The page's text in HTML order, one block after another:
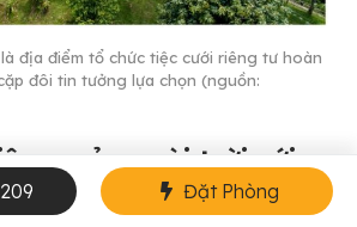
là địa điểm tổ chức tiệc cưới riêng tư hoàn
đôi tin tưởng lựa chọn (nguồn:
ngủ ngoài trời với
đỉnh Yolo Mount
Đặt Phòng